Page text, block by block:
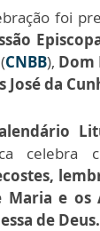
foi
CNBB), Dom
José da
celebra
Maria e os
de Deus.